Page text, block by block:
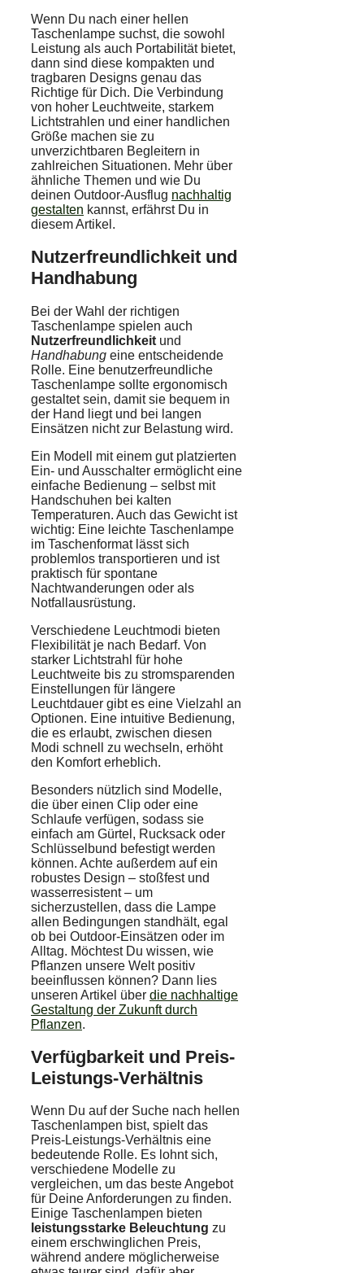
Wenn Du nach einer hellen
Taschenlampe suchst, die sowohl
Leistung als auch Portabilität bietet,
dann sind diese kompakten und
tragbaren Designs genau das
Richtige für Dich. Die Verbindung
von hoher Leuchtweite, starkem
Lichtstrahlen und einer handlichen
Größe machen sie zu
unverzichtbaren Begleitern in
zahlreichen Situationen. Mehr über
ähnliche Themen und wie Du
deinen Outdoor-Ausflug nachhaltig
gestalten kannst, erfährst Du in
diesem Artikel.
Nutzerfreundlichkeit und
Handhabung
Bei der Wahl der richtigen
Taschenlampe spielen auch
Nutzerfreundlichkeit und
Handhabung eine entscheidende
Rolle. Eine benutzerfreundliche
Taschenlampe sollte ergonomisch
gestaltet sein, damit sie bequem in
der Hand liegt und bei langen
Einsätzen nicht zur Belastung wird.
Ein Modell mit einem gut platzierten
Ein- und Ausschalter ermöglicht eine
einfache Bedienung – selbst mit
Handschuhen bei kalten
Temperaturen. Auch das Gewicht ist
wichtig: Eine leichte Taschenlampe
im Taschenformat lässt sich
problemlos transportieren und ist
praktisch für spontane
Nachtwanderungen oder als
Notfallausrüstung.
Verschiedene Leuchtmodi bieten
Flexibilität je nach Bedarf. Von
starker Lichtstrahl für hohe
Leuchtweite bis zu stromsparenden
Einstellungen für längere
Leuchtdauer gibt es eine Vielzahl an
Optionen. Eine intuitive Bedienung,
die es erlaubt, zwischen diesen
Modi schnell zu wechseln, erhöht
den Komfort erheblich.
Besonders nützlich sind Modelle,
die über einen Clip oder eine
Schlaufe verfügen, sodass sie
einfach am Gürtel, Rucksack oder
Schlüsselbund befestigt werden
können. Achte außerdem auf ein
robustes Design – stoßfest und
wasserresistent – um
sicherzustellen, dass die Lampe
allen Bedingungen standhält, egal
ob bei Outdoor-Einsätzen oder im
Alltag. Möchtest Du wissen, wie
Pflanzen unsere Welt positiv
beeinflussen können? Dann lies
unseren Artikel über die nachhaltige
Gestaltung der Zukunft durch
Pflanzen.
Verfügbarkeit und Preis-
Leistungs-Verhältnis
Wenn Du auf der Suche nach hellen
Taschenlampen bist, spielt das
Preis-Leistungs-Verhältnis eine
bedeutende Rolle. Es lohnt sich,
verschiedene Modelle zu
vergleichen, um das beste Angebot
für Deine Anforderungen zu finden.
Einige Taschenlampen bieten
leistungsstarke Beleuchtung zu
einem erschwinglichen Preis,
während andere möglicherweise